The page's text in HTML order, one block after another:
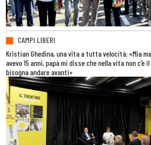
CAMPI LIBERI
Kristian Ghedina, una vita a tutta velocità: «Mia
avevo 15 anni, papà mi disse che nella vita non c’è
bisogna andare avanti»